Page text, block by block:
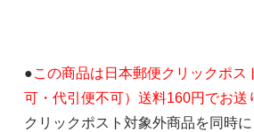
●この商品は日本郵便クリックポス
可・代引便不可）送料160円でお送
クリックポスト対象外商品を同時に